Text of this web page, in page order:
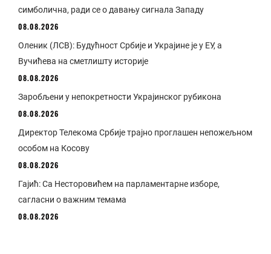
симболична, ради се о давању сигнала Западу
08.08.2026
Оленик (ЛСВ): Будућност Србије и Украјине је у ЕУ, а
Вучићева на сметлишту историје
08.08.2026
Заробљени у непокретности Украјинског рубикона
08.08.2026
Директор Телекома Србије трајно проглашен непожељном
особом на Косову
08.08.2026
Гајић: Са Несторовићем на парламентарне изборе,
сагласни о важним темама
08.08.2026